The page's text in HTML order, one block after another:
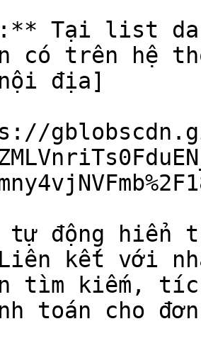
Tại list
có trên hệ
địa]
tự động hiển
Liên kết với
tìm kiếm, tích
toán cho